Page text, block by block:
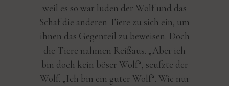
weil es so war luden der Wolf und das
Schaf die anderen Tiere zu sich ein, um
ihnen das Gegenteil zu beweisen. Doch
die Tiere nahmen Reißaus. „Aber ich
bin doch kein böser Wolf“, seufzte der
Wolf. „Ich bin ein guter Wolf“. Wie nur